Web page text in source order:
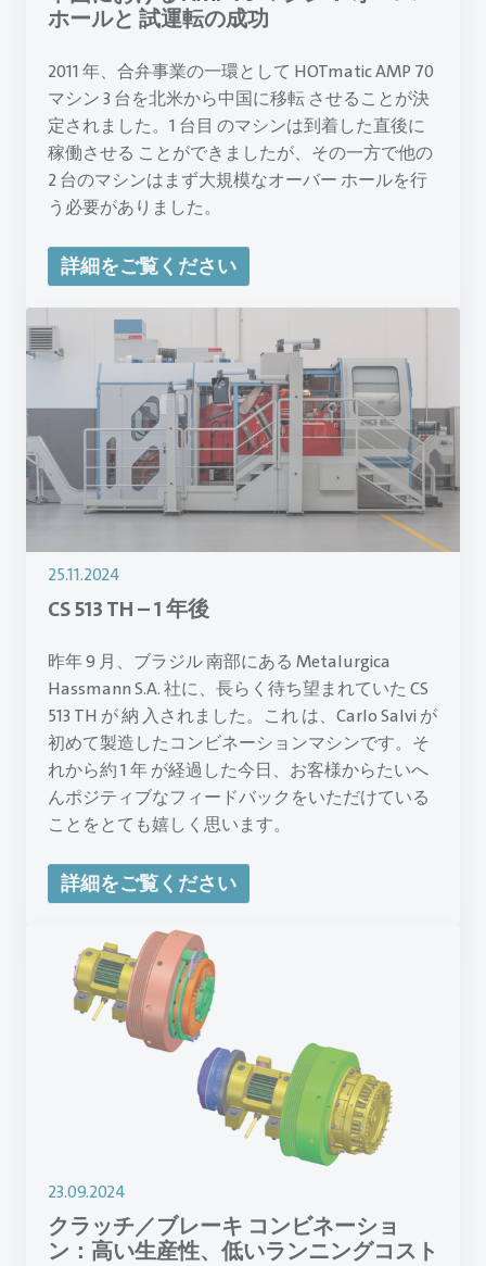
ホールと 試運転の成功
2011 年、合弁事業の一環として HOTmatic AMP 70
マシン 3 台を北米から中国に移転 させることが決
定されました。1 台目 のマシンは到着した直後に
稼働させる ことができましたが、その一方で他の
2 台のマシンはまず大規模なオーバー ホールを行
う必要がありました。
詳細をご覧ください
25.11.2024
CS 513 TH – 1 年後
昨年 9 月、ブラジル 南部にある Metalurgica
Hassmann S.A. 社に、長らく待ち望まれていた CS
513 TH が 納 入されました。これ は、Carlo Salvi が
初めて製造したコンビネーションマシンです。そ
れから約 1 年 が経過した今日、お客様からたいへ
んポジティブなフィードバックをいただけている
ことをとても嬉しく思います。
詳細をご覧ください
23.09.2024
クラッチ／ブレーキ コンビネーショ
ン：高い生産性、低いランニングコスト